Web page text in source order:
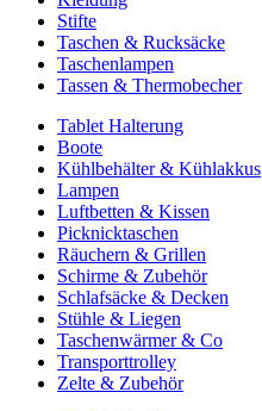
Stifte
Taschen & Rucksäcke
Taschenlampen
Tassen & Thermobecher
Tablet Halterung
Boote
Kühlbehälter & Kühlakkus
Lampen
Luftbetten & Kissen
Picknicktaschen
Räuchern & Grillen
Schirme & Zubehör
Schlafsäcke & Decken
Stühle & Liegen
Taschenwärmer & Co
Transporttrolley
Zelte & Zubehör